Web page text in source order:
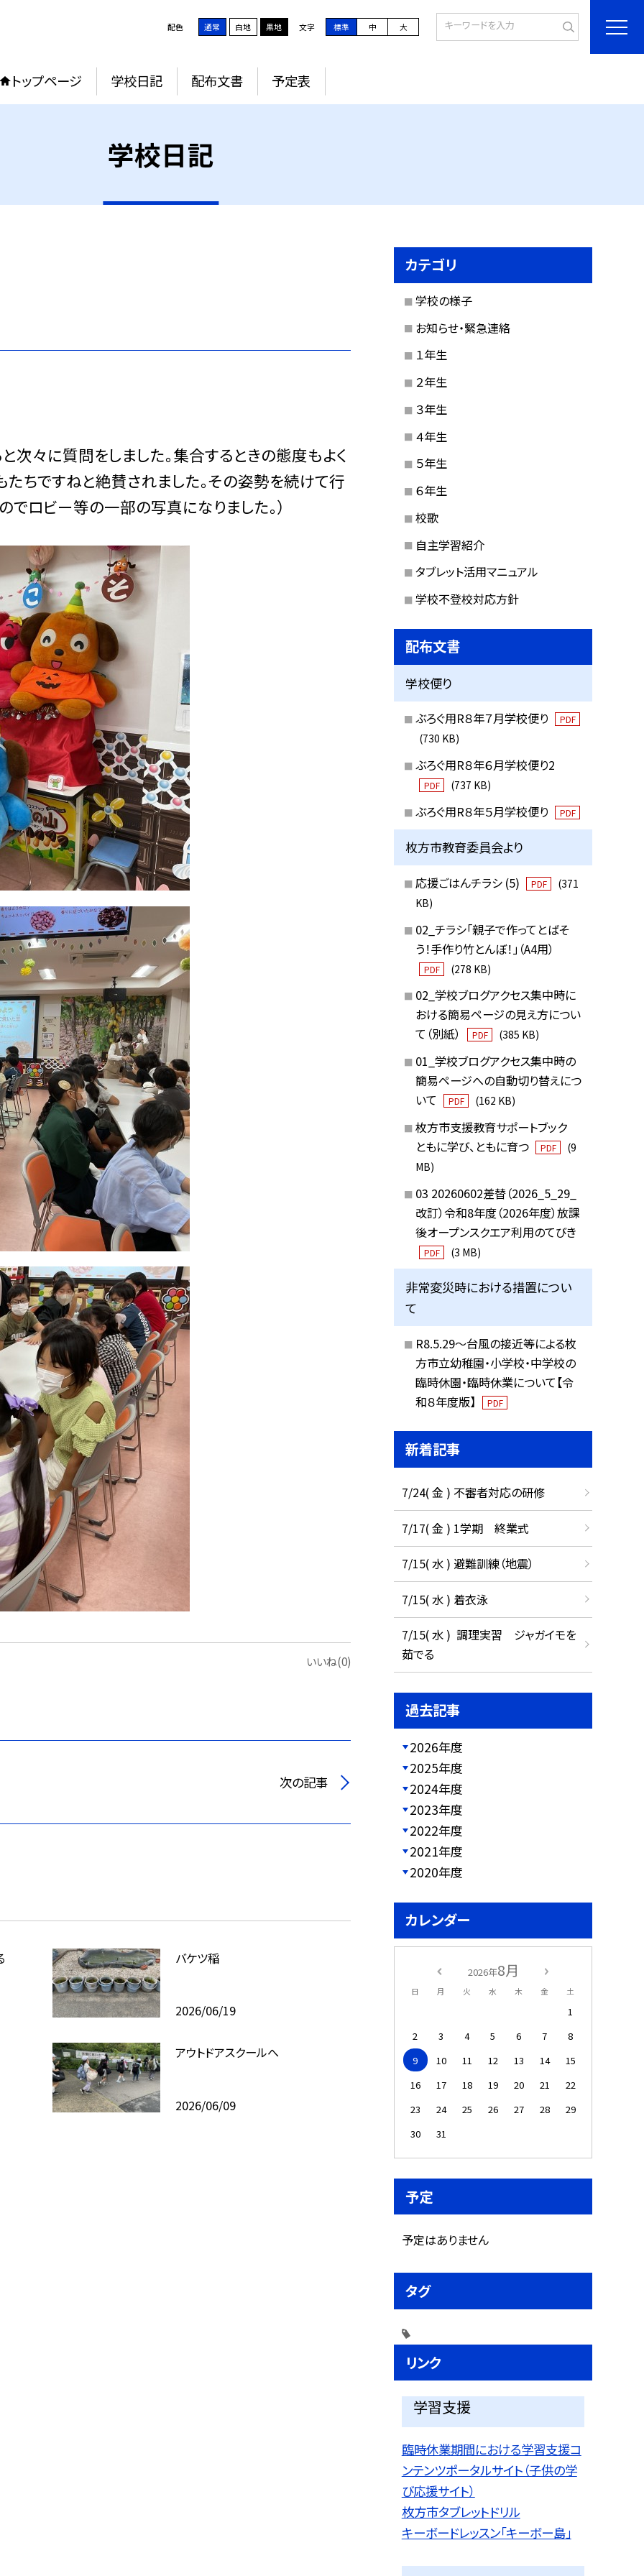
配色 通常 白地 黒地 文字 標準 中 大
トップページ 学校日記 配布文書 予定表
学校日記
々に質問をしました。集合するときの態度もよく
ちですねと絶賛されました。その姿勢を続けて行
ロビー等の一部の写真になりました。）
いいね(0)
次の記事
バケツ稲
2026/06/19
アウトドアスクールへ
2026/06/09
カテゴリ
学校の様子
お知らせ・緊急連絡
１年生
２年生
３年生
４年生
５年生
６年生
校歌
自主学習紹介
タブレット活用マニュアル
学校不登校対応方針
配布文書
学校便り
ぶろぐ用R８年７月学校便り PDF
(730 KB)
ぶろぐ用R８年６月学校便り2
PDF (737 KB)
ぶろぐ用R８年５月学校便り PDF
枚方市教育委員会より
応援ごはんチラシ (5) PDF
(371
KB)
02_チラシ「親子で作ってとばそ
う！手作り竹とんぼ！」（A4用）
PDF (278 KB)
02_学校ブログアクセス集中時に
おける簡易ページの見え方につい
て（別紙）
PDF (385 KB)
01_学校ブログアクセス集中時の
簡易ページへの自動切り替えにつ
いて
PDF (162 KB)
枚方市支援教育サポートブック
ともに学び、ともに育つ
PDF
(9
MB)
03 20260602差替（2026_5_29_
改訂）令和8年度（2026年度）放課
後オープンスクエア利用のてびき
PDF (3 MB)
非常変災時における措置につい
て
R8.5.29～台風の接近等による枚
方市立幼稚園・小学校・中学校の
臨時休園・臨時休業について【令
和８年度版】
PDF
新着記事
7/24( 金 ) 不審者対応の研修
7/17( 金 ) 1学期 終業式
7/15( 水 ) 避難訓練（地震）
7/15( 水 ) 着衣泳
7/15( 水 ) 調理実習 ジャガイモを
茹でる
過去記事
2026年度
2025年度
2024年度
2023年度
2022年度
2021年度
2020年度
カレンダー
2026年8月
日 月 火 水 木 金 土
1
2
3 4 5 6 7
8
9
10 11 12 13 14
15
16
17 18 19 20 21
22
23
24 25 26 27 28
29
30
31
予定
予定はありません
タグ
リンク
学習支援
臨時休業期間における学習支援コ
ンテンツポータルサイト（子供の学
び応援サイト）
枚方市タブレットドリル
キーボードレッスン「キーボー島」